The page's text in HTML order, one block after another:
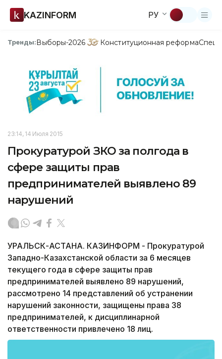
KAZINFORM РУ
Тренды:Выборы-2026 Конституционная реформа
23:14, 14 Июля 2015
Прокуратурой ЗКО за полгода в
сфере защиты прав
предпринимателей выявлено 89
нарушений
УРАЛЬСК-АСТАНА. КАЗИНФОРМ - Прокуратурой
Западно-Казахстанской области за 6 месяцев
текущего года в сфере защиты прав
предпринимателей выявлено 89 нарушений,
рассмотрено 14 представлений об устранении
нарушений законности, защищены права 38
предпринимателей, к дисциплинарной
ответственности привлечено 18 лиц.